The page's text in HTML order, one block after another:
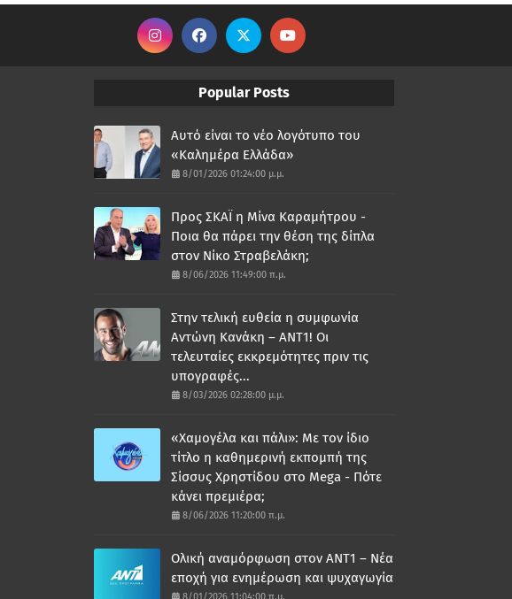
Popular Posts
Αυτό είναι το νέο λογότυπο του
«Καλημέρα Ελλάδα»
8/01/2026 01:24:00 μ.μ.
Προς ΣΚΑΪ η Μίνα Καραμήτρου -
Ποια θα πάρει την θέση της δίπλα
στον Νίκο Στραβελάκη;
8/06/2026 11:49:00 π.μ.
Στην τελική ευθεία η συμφωνία
Αντώνη Κανάκη – ΑΝΤ1! Οι
τελευταίες εκκρεμότητες πριν τις
υπογραφές...
8/03/2026 02:28:00 μ.μ.
«Χαμογέλα και πάλι»: Με τον ίδιο
τίτλο η καθημερινή εκπομπή της
Σίσσυς Χρηστίδου στο Mega - Πότε
κάνει πρεμιέρα;
8/06/2026 11:20:00 π.μ.
Ολική αναμόρφωση στον ΑΝΤ1 – Νέα
εποχή για ενημέρωση και ψυχαγωγία
8/01/2026 11:04:00 π.μ.